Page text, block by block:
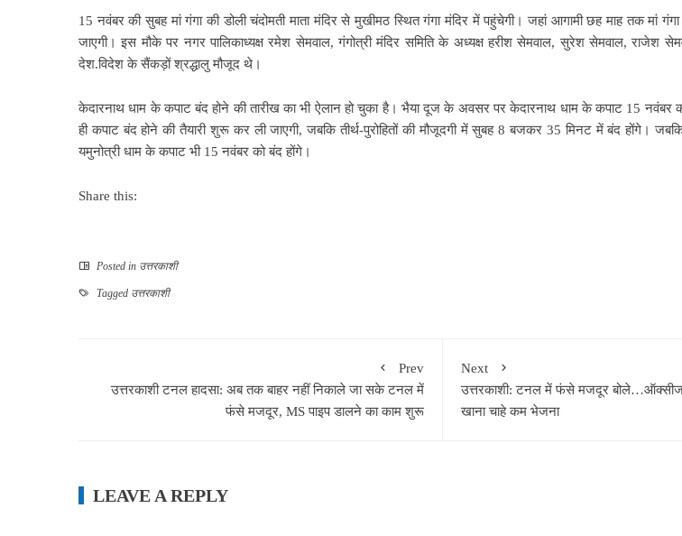
15 नवंबर की सुबह मां गंगा की डोली चंदोमती माता मंदिर से मुखीमठ स्थित गंगा मंदिर में पहुंचेगी। जहां आगामी छह माह तक मां गंगा
जाएगी। इस मौके पर नगर पालिकाध्यक्ष रमेश सेमवाल, गंगोत्री मंदिर समिति के अध्यक्ष हरीश सेमवाल, सुरेश सेमवाल, राजेश
देश.विदेश के सैंकड़ों श्रद्धालु मौजूद थे।
केदारनाथ धाम के कपाट बंद होने की तारीख का भी ऐलान हो चुका है। भैया दूज के अवसर पर केदारनाथ धाम के कपाट 15 नवंबर
ही कपाट बंद होने की तैयारी शुरू कर ली जाएगी, जबकि तीर्थ-पुरोहितों की मौजूदगी में सुबह 8 बजकर 35 मिनट में बंद होंगे।
यमुनोत्री धाम के कपाट भी 15 नवंबर को बंद होंगे।
Share this:
Posted in उत्तरकाशी
Tagged उत्तरकाशी
Prev
उत्तरकाशी टनल हादसा: अब तक बाहर नहीं निकाले जा सके टनल में
फंसे मजदूर, MS पाइप डालने का काम शुरू
Next
उत्तरकाशी: टनल में फंसे मजदूर
खाना चाहे कम भेजना
LEAVE A REPLY